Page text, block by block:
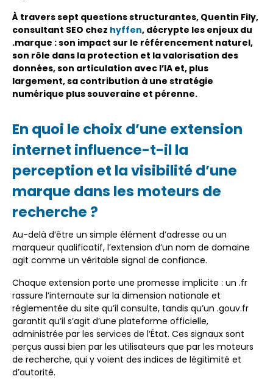
À travers sept questions structurantes, Quentin Fily,
consultant SEO chez hyffen, décrypte les enjeux du
.marque : son impact sur le référencement naturel,
son rôle dans la protection et la valorisation des
données, son articulation avec l’IA et, plus
largement, sa contribution à une stratégie
numérique plus souveraine et pérenne.
En quoi le choix d’une extension
internet influence-t-il la
perception et la visibilité d’une
marque dans les moteurs de
recherche ?
Au-delà d’être un simple élément d’adresse ou un
marqueur qualificatif, l’extension d’un nom de domaine
agit comme un véritable signal de confiance.
Chaque extension porte une promesse implicite : un .fr
rassure l’internaute sur la dimension nationale et
réglementée du site qu’il consulte, tandis qu’un .gouv.fr
garantit qu’il s’agit d’une plateforme officielle,
administrée par les services de l’État. Ces signaux sont
perçus aussi bien par les utilisateurs que par les moteurs
de recherche, qui y voient des indices de légitimité et
d’autorité.